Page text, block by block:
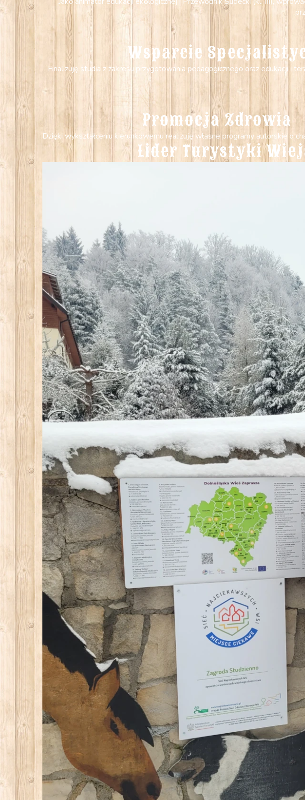
Wsparcie
Finalizuję studia z zakresu przygotowania pedagogicznego oraz edukacji i
Promocja Zdrowia
Dzięki wykształceniu kierunkowemu realizuję własne programy autorskie o
Lider Turystyki